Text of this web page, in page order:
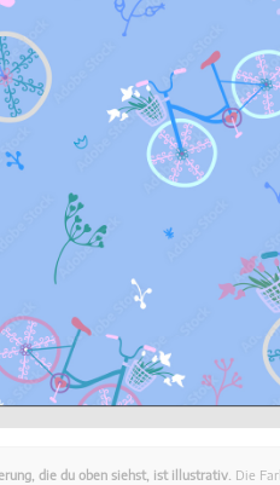
die du oben siehst, ist illustrativ. Die